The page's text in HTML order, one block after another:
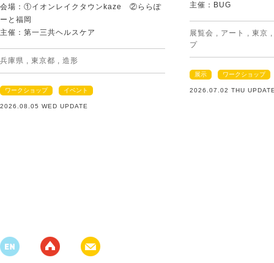
会場：①イオンレイクタウンkaze ②ららぽ
ーと福岡
主催：第一三共ヘルスケア
兵庫県 , 東京都 , 造形
ワークショップ イベント
2026.08.05 WED UPDATE
主催：BUG
展覧会 , アート , 東京
プ
展示 ワークショップ
2026.07.02 THU